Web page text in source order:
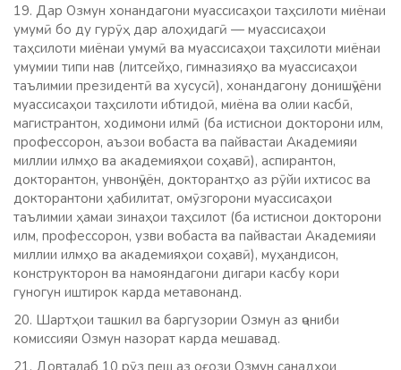
19. Дар Озмун хонандагони муассисаҳои таҳсилоти миёнаи
умумӣ бо ду гурӯҳ дар алоҳидагӣ — муассисаҳои
таҳсилоти миёнаи умумӣ ва муассисаҳои таҳсилоти миёнаи
умумии типи нав (литсейҳо, гимназияҳо ва муассисаҳои
таълимии президентӣ ва хусусӣ), хонандагону донишҷӯёни
муассисаҳои таҳсилоти ибтидоӣ, миёна ва олии касбӣ,
магистрантон, ходимони илмӣ (ба истиснои докторони илм,
профессорон, аъзои вобаста ва пайвастаи Академияи
миллии илмҳо ва академияҳои соҳавӣ), аспирантон,
докторантон, унвонҷӯён, докторантҳо аз рӯйи ихтисос ва
докторантони ҳабилитат, омӯзгорони муассисаҳои
таълимии ҳамаи зинаҳои таҳсилот (ба истиснои докторони
илм, профессорон, узви вобаста ва пайвастаи Академияи
миллии илмҳо ва академияҳои соҳавӣ), муҳандисон,
конструкторон ва намояндагони дигари касбу кори
гуногун иштирок карда метавонанд.
20. Шартҳои ташкил ва баргузории Озмун аз ҷониби
комиссияи Озмун назорат карда мешавад.
21. Довталаб 10 рӯз пеш аз оғози Озмун санадҳои